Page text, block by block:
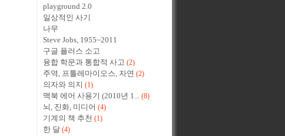
playground 2.0
일상적인 사기
나무
Steve Jobs, 1955~2011
구글 플러스 소고
융합 학문과 통합적 사고 (2)
주역, 프톨레마이오스, 자연 (2)
의자와 의지 (1)
맥북 에어 사용기 (2010년 1... (8)
뇌, 진화, 미디어 (4)
기계의 책 추천 (1)
한 달 (4)